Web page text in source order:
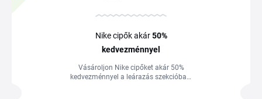
Nike cipők akár50%
kedvezménnyel
Vásároljon Nike cipőket akár 50%
kedvezménnyel a leárazás szekcióban.